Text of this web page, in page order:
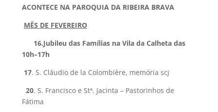
ACONTECE NA PAROQUIA DA RIBEIRA BRAVA
MÊS DE FEVEREIRO
16.Jubileu das Famílias na Vila da Calheta das
10h–17h
17. S. Cláudio de la Colombière, memória scj
20. S. Francisco e Stª. Jacinta – Pastorinhos de
Fátima